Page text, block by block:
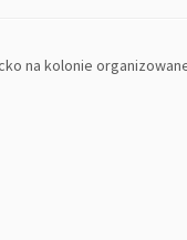
na kolonie